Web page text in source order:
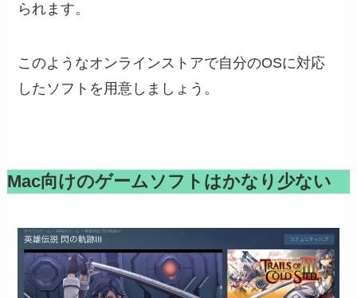
られます。
このようなオンラインストアで自分のOSに対応
したソフトを用意しましょう。
Mac向けのゲームソフトはかなり少ない